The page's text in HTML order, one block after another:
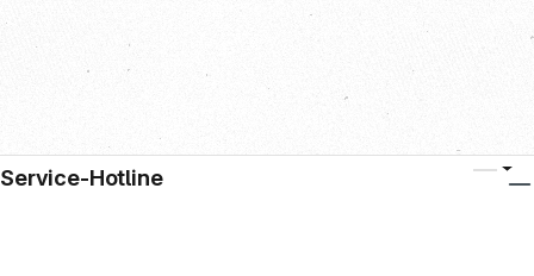
Service-Hotline